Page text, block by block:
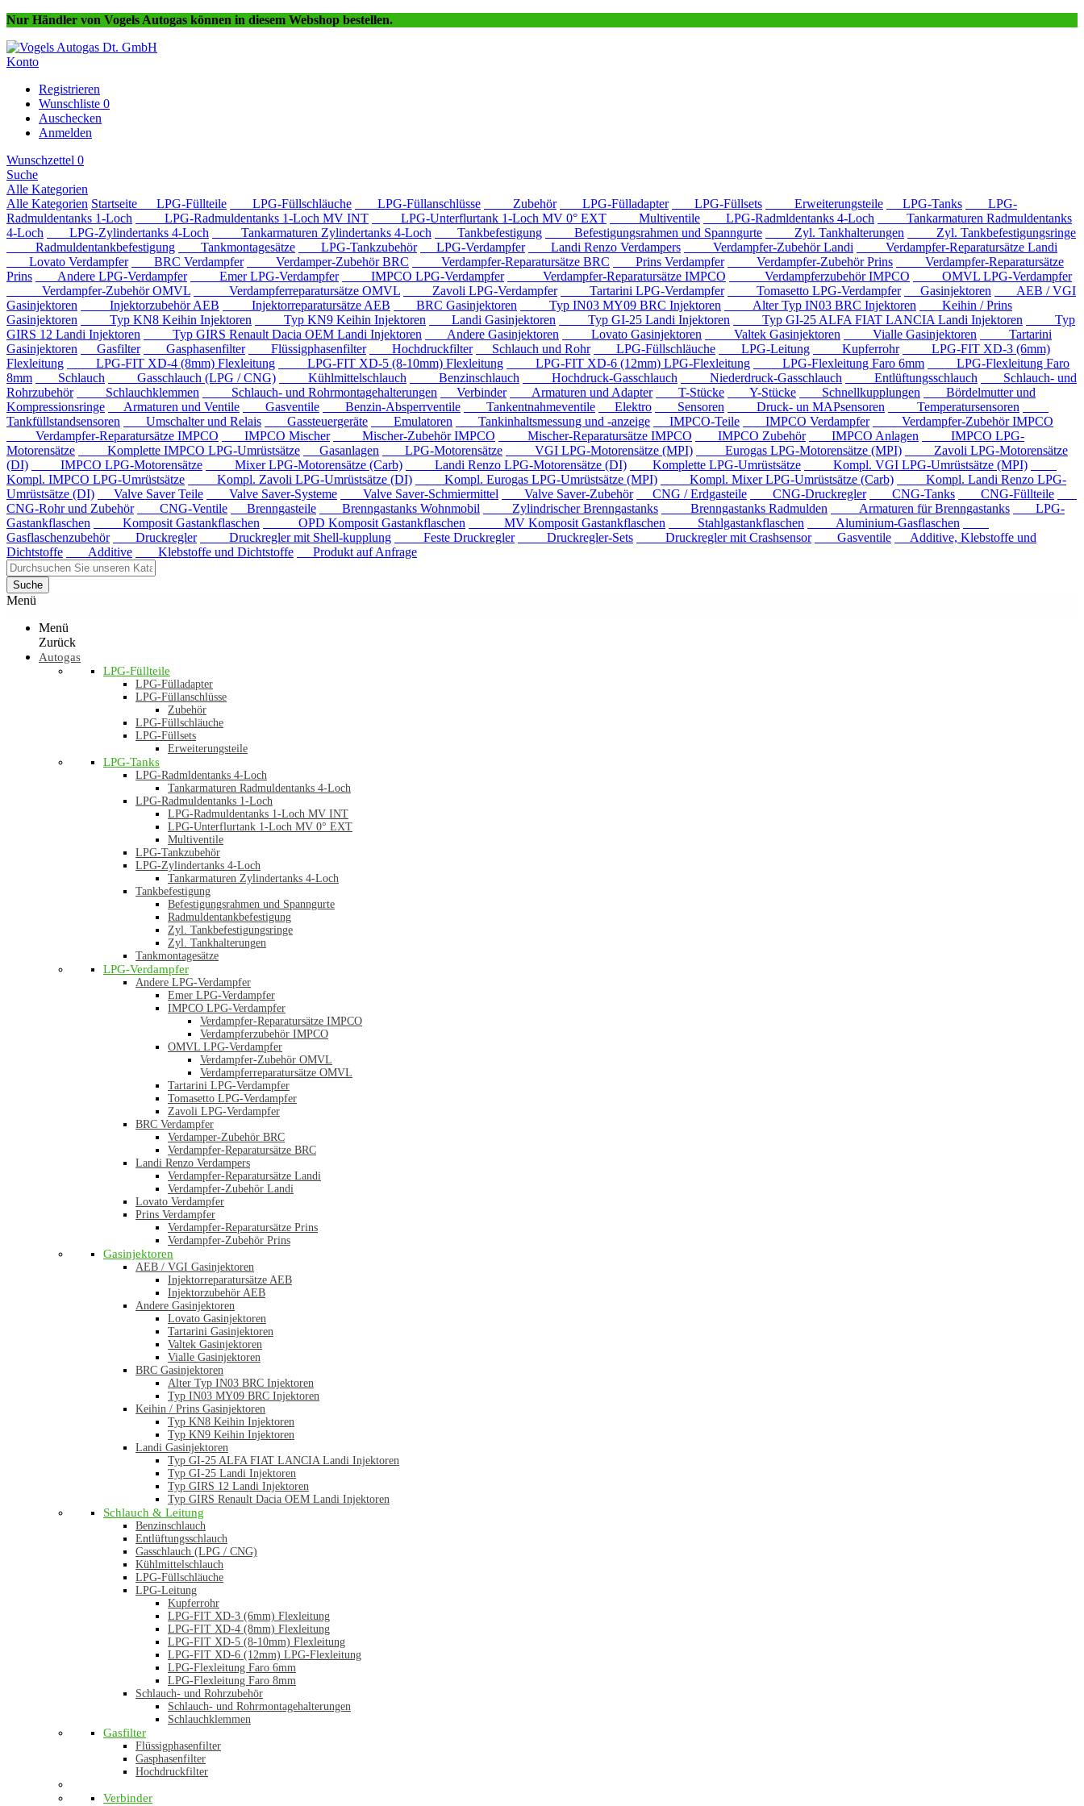
Nur Händler von Vogels Autogas können in diesem Webshop bestellen.
Konto
Registrieren
Wunschliste 0
Auschecken
Anmelden
Wunschzettel 0
Suche
Alle Kategorien
Alle Kategorien Startseite LPG-Füllteile LPG-Füllschläuche LPG-Füllanschlüsse Zubehör LPG-Fülladapter LPG-Füllsets Erweiterungsteile LPG-Tanks
LPG-
Radmuldentanks 1-Loch
LPG-Radmuldentanks 1-Loch MV INT LPG-Unterflurtank 1-Loch MV 0° EXT Multiventile LPG-Radmldentanks 4-Loch
Tankarmaturen Radmuldentanks
4-Loch
LPG-Zylindertanks 4-Loch Tankarmaturen Zylindertanks 4-Loch Tankbefestigung Befestigungsrahmen und Spanngurte Zyl. Tankhalterungen
Zyl. Tankbefestigungsringe
Radmuldentankbefestigung
Tankmontagesätze LPG-Tankzubehör LPG-Verdampfer Landi Renzo Verdampers Verdampfer-Zubehör Landi
Verdampfer-Reparatursätze Landi
Lovato Verdampfer
BRC Verdampfer Verdamper-Zubehör BRC Verdampfer-Reparatursätze BRC Prins Verdampfer Verdampfer-Zubehör Prins
Verdampfer-Reparatursätze
Prins
Andere LPG-Verdampfer Emer LPG-Verdampfer IMPCO LPG-Verdampfer Verdampfer-Reparatursätze IMPCO Verdampferzubehör IMPCO
OMVL LPG-Verdampfer
Verdampfer-Zubehör OMVL
Verdampferreparatursätze OMVL Zavoli LPG-Verdampfer Tartarini LPG-Verdampfer Tomasetto LPG-Verdampfer Gasinjektoren
AEB / VGI
Gasinjektoren
Injektorzubehör AEB Injektorreparatursätze AEB BRC Gasinjektoren Typ IN03 MY09 BRC Injektoren Alter Typ IN03 BRC Injektoren
Keihin / Prins
Gasinjektoren
Typ KN8 Keihin Injektoren Typ KN9 Keihin Injektoren Landi Gasinjektoren Typ GI-25 Landi Injektoren Typ GI-25 ALFA FIAT LANCIA Landi Injektoren
Typ
GIRS 12 Landi Injektoren
Typ GIRS Renault Dacia OEM Landi Injektoren Andere Gasinjektoren Lovato Gasinjektoren Valtek Gasinjektoren Vialle Gasinjektoren
Tartarini
Gasinjektoren
Gasfilter Gasphasenfilter Flüssigphasenfilter Hochdruckfilter Schlauch und Rohr LPG-Füllschläuche LPG-Leitung Kupferrohr
LPG-FIT XD-3 (6mm)
Flexleitung
LPG-FIT XD-4 (8mm) Flexleitung LPG-FIT XD-5 (8-10mm) Flexleitung LPG-FIT XD-6 (12mm) LPG-Flexleitung LPG-Flexleitung Faro 6mm
LPG-Flexleitung Faro
8mm
Schlauch Gasschlauch (LPG / CNG) Kühlmittelschlauch Benzinschlauch Hochdruck-Gasschlauch Niederdruck-Gasschlauch Entlüftungsschlauch
Schlauch- und
Rohrzubehör
Schlauchklemmen Schlauch- und Rohrmontagehalterungen Verbinder Armaturen und Adapter T-Stücke Y-Stücke Schnellkupplungen
Bördelmutter und
Kompressionsringe
Armaturen und Ventile Gasventile Benzin-Absperrventile Tankentnahmeventile Elektro Sensoren Druck- un MAPsensoren
Temperatursensoren
Tankfüllstandsensoren
Umschalter und Relais Gassteuergeräte Emulatoren Tankinhaltsmessung und -anzeige IMPCO-Teile IMPCO Verdampfer
Verdampfer-Zubehör IMPCO
Verdampfer-Reparatursätze IMPCO
IMPCO Mischer Mischer-Zubehör IMPCO Mischer-Reparatursätze IMPCO IMPCO Zubehör IMPCO Anlagen
IMPCO LPG-
Motorensätze
Komplette IMPCO LPG-Umrüstsätze Gasanlagen LPG-Motorensätze VGI LPG-Motorensätze (MPI) Eurogas LPG-Motorensätze (MPI)
Zavoli LPG-Motorensätze
(DI)
IMPCO LPG-Motorensätze Mixer LPG-Motorensätze (Carb) Landi Renzo LPG-Motorensätze (DI) Komplette LPG-Umrüstsätze
Kompl. VGI LPG-Umrüstsätze (MPI)
Kompl. IMPCO LPG-Umrüstsätze
Kompl. Zavoli LPG-Umrüstsätze (DI) Kompl. Eurogas LPG-Umrüstsätze (MPI) Kompl. Mixer LPG-Umrüstsätze (Carb)
Kompl. Landi Renzo LPG-
Umrüstsätze (DI)
Valve Saver Teile Valve Saver-Systeme Valve Saver-Schmiermittel Valve Saver-Zubehör CNG / Erdgasteile CNG-Druckregler CNG-Tanks
CNG-Füllteile
CNG-Rohr und Zubehör
CNG-Ventile Brenngasteile Brenngastanks Wohnmobil Zylindrischer Brenngastanks Brenngastanks Radmulden Armaturen für Brenngastanks
LPG-
Gastankflaschen
Komposit Gastankflaschen OPD Komposit Gastankflaschen MV Komposit Gastankflaschen Stahlgastankflaschen
Aluminium-Gasflaschen
Gasflaschenzubehör
Druckregler Druckregler mit Shell-kupplung Feste Druckregler Druckregler-Sets Druckregler mit Crashsensor Gasventile
Additive, Klebstoffe und
Dichtstoffe
Additive Klebstoffe und Dichtstoffe Produkt auf Anfrage
Suche
Menü
Menü
Zurück
Autogas
LPG-Füllteile
LPG-Fülladapter
LPG-Füllanschlüsse
Zubehör
LPG-Füllschläuche
LPG-Füllsets
Erweiterungsteile
LPG-Tanks
LPG-Radmldentanks 4-Loch
Tankarmaturen Radmuldentanks 4-Loch
LPG-Radmuldentanks 1-Loch
LPG-Radmuldentanks 1-Loch MV INT
LPG-Unterflurtank 1-Loch MV 0° EXT
Multiventile
LPG-Tankzubehör
LPG-Zylindertanks 4-Loch
Tankarmaturen Zylindertanks 4-Loch
Tankbefestigung
Befestigungsrahmen und Spanngurte
Radmuldentankbefestigung
Zyl. Tankbefestigungsringe
Zyl. Tankhalterungen
Tankmontagesätze
LPG-Verdampfer
Andere LPG-Verdampfer
Emer LPG-Verdampfer
IMPCO LPG-Verdampfer
Verdampfer-Reparatursätze IMPCO
Verdampferzubehör IMPCO
OMVL LPG-Verdampfer
Verdampfer-Zubehör OMVL
Verdampferreparatursätze OMVL
Tartarini LPG-Verdampfer
Tomasetto LPG-Verdampfer
Zavoli LPG-Verdampfer
BRC Verdampfer
Verdamper-Zubehör BRC
Verdampfer-Reparatursätze BRC
Landi Renzo Verdampers
Verdampfer-Reparatursätze Landi
Verdampfer-Zubehör Landi
Lovato Verdampfer
Prins Verdampfer
Verdampfer-Reparatursätze Prins
Verdampfer-Zubehör Prins
Gasinjektoren
AEB / VGI Gasinjektoren
Injektorreparatursätze AEB
Injektorzubehör AEB
Andere Gasinjektoren
Lovato Gasinjektoren
Tartarini Gasinjektoren
Valtek Gasinjektoren
Vialle Gasinjektoren
BRC Gasinjektoren
Alter Typ IN03 BRC Injektoren
Typ IN03 MY09 BRC Injektoren
Keihin / Prins Gasinjektoren
Typ KN8 Keihin Injektoren
Typ KN9 Keihin Injektoren
Landi Gasinjektoren
Typ GI-25 ALFA FIAT LANCIA Landi Injektoren
Typ GI-25 Landi Injektoren
Typ GIRS 12 Landi Injektoren
Typ GIRS Renault Dacia OEM Landi Injektoren
Schlauch & Leitung
Benzinschlauch
Entlüftungsschlauch
Gasschlauch (LPG / CNG)
Kühlmittelschlauch
LPG-Füllschläuche
LPG-Leitung
Kupferrohr
LPG-FIT XD-3 (6mm) Flexleitung
LPG-FIT XD-4 (8mm) Flexleitung
LPG-FIT XD-5 (8-10mm) Flexleitung
LPG-FIT XD-6 (12mm) LPG-Flexleitung
LPG-Flexleitung Faro 6mm
LPG-Flexleitung Faro 8mm
Schlauch- und Rohrzubehör
Schlauch- und Rohrmontagehalterungen
Schlauchklemmen
Gasfilter
Flüssigphasenfilter
Gasphasenfilter
Hochdruckfilter
Verbinder